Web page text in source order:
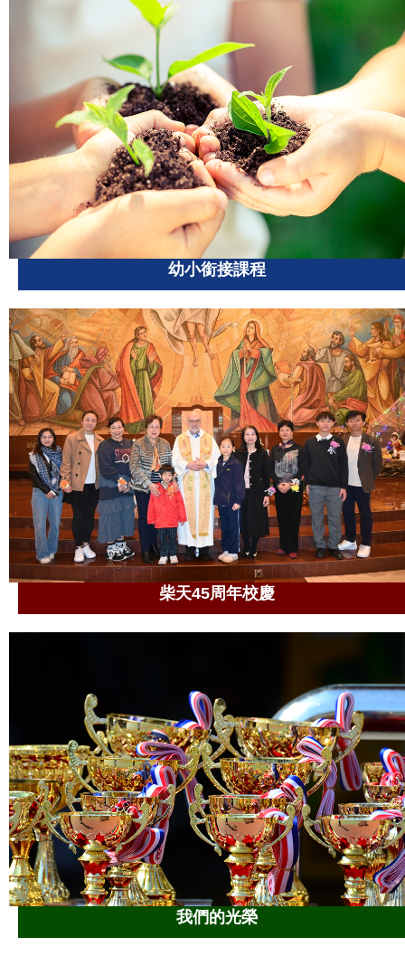
幼小銜接課程
柴天45周年校慶
我們的光榮